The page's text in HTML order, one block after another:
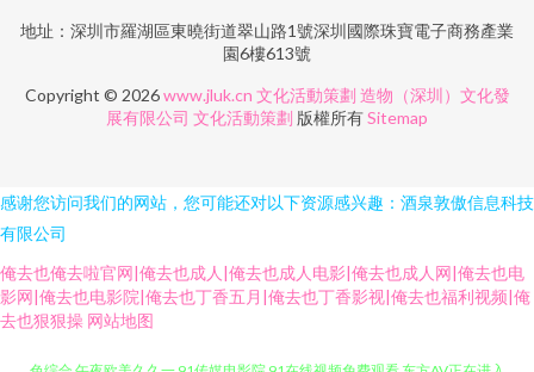
地址：深圳市羅湖區東曉街道翠山路1號深圳國際珠寶電子商務產業
園6樓613號
Copyright © 2026www.jluk.cn 文化活動策劃 造物（深圳）文化發
展有限公司 文化活動策劃 版權所有Sitemap
感谢您访问我们的网站，您可能还对以下资源感兴趣：酒泉敦傲信息科技
有限公司
俺去也俺去啦官网|俺去也成人|俺去也成人电影|俺去也成人网|俺去也电
影网|俺去也电影院|俺去也丁香五月|俺去也丁香影视|俺去也福利视频|俺
去也狠狠操 网站地图